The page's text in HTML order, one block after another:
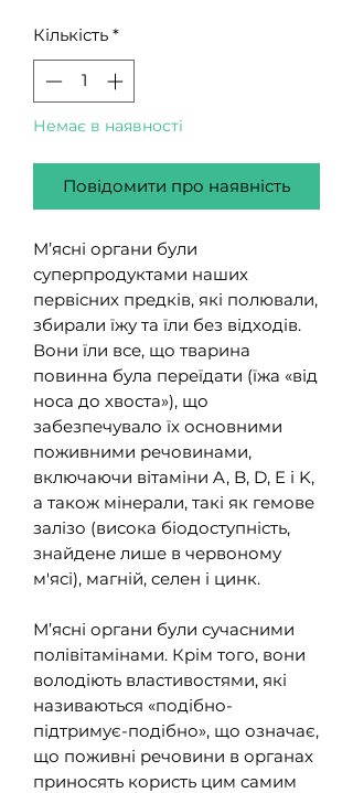
Кількість *
Немає в наявності
Повідомити про наявність
М’ясні органи були
суперпродуктами наших
первісних предків, які полювали,
збирали їжу та їли без відходів.
Вони їли все, що тварина
повинна була переїдати (їжа «від
носа до хвоста»), що
забезпечувало їх основними
поживними речовинами,
включаючи вітаміни A, B, D, E і K,
а також мінерали, такі як гемове
залізо (висока біодоступність,
знайдене лише в червоному
м'ясі), магній, селен і цинк.
М’ясні органи були сучасними
полівітамінами. Крім того, вони
володіють властивостями, які
називаються «подібно-
підтримує-подібно», що означає,
що поживні речовини в органах
приносять користь цим самим